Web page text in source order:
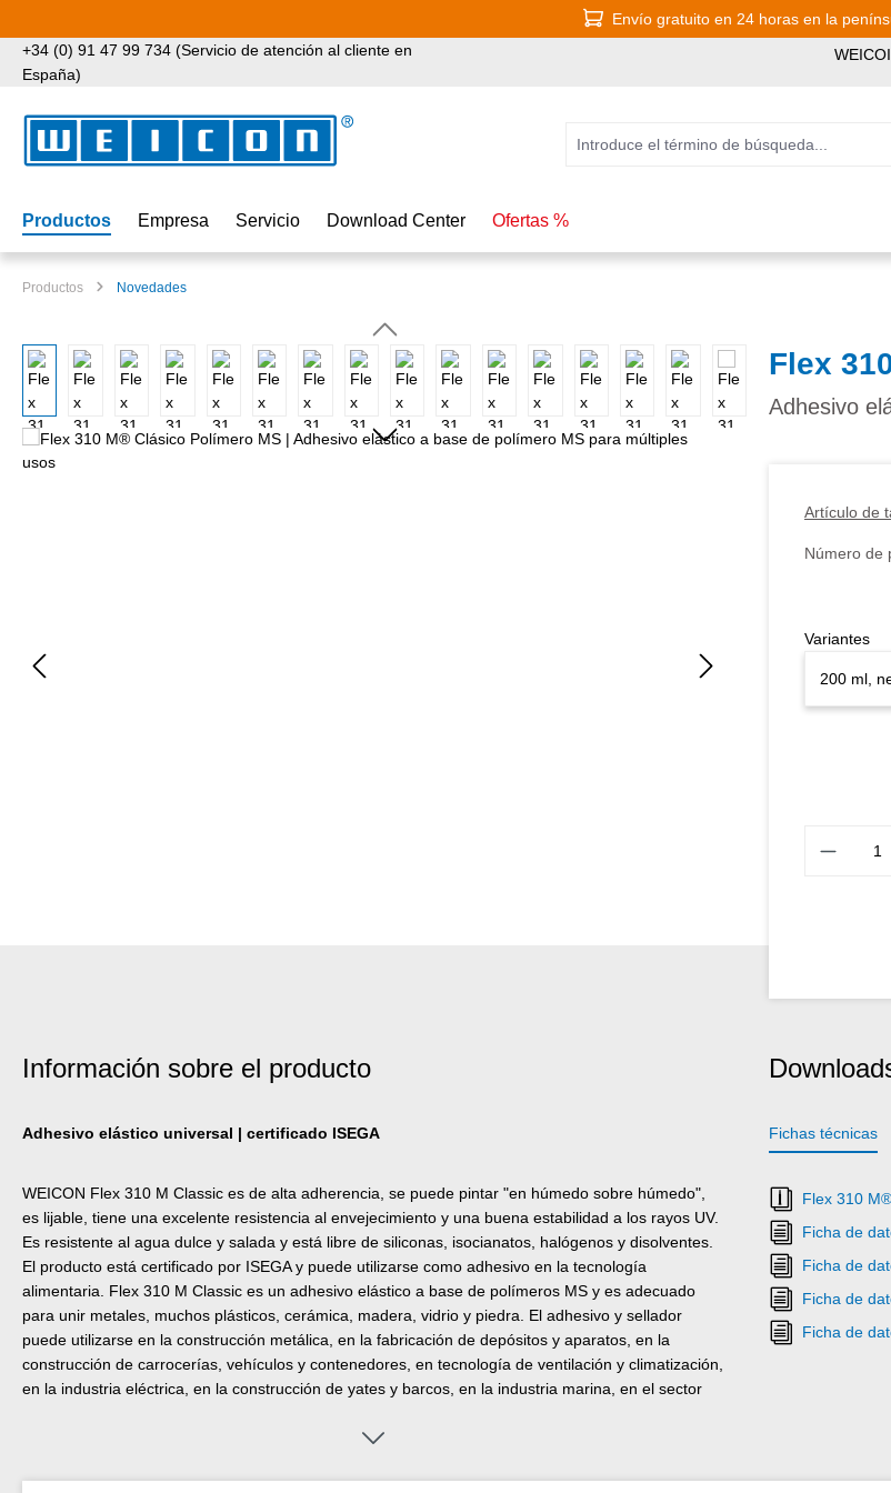
Envío gratuito en 24 horas en la
+34 (0) 91 47 99 734 (Servicio de atención al cliente en
España)
Productos Empresa Servicio Download Center Ofertas %
Productos Novedades
Omitir galería de imágenes Flex
Adhesivo
Artículo de
Número de
Variantes
Información sobre el producto
Adhesivo elástico universal | certificado ISEGA
WEICON Flex 310 M Classic es de alta adherencia, se puede pintar "en húmedo sobre húmedo",
es lijable, tiene una excelente resistencia al envejecimiento y una buena estabilidad a los rayos UV.
Es resistente al agua dulce y salada y está libre de siliconas, isocianatos, halógenos y disolventes.
El producto está certificado por ISEGA y puede utilizarse como adhesivo en la tecnología
alimentaria. Flex 310 M Classic es un adhesivo elástico a base de polímeros MS y es adecuado
para unir metales, muchos plásticos, cerámica, madera, vidrio y piedra. El adhesivo y sellador
puede utilizarse en la construcción metálica, en la fabricación de depósitos y aparatos, en la
construcción de carrocerías, vehículos y contenedores, en tecnología de ventilación y climatización,
en la industria eléctrica, en la construcción de yates y barcos, en la industria marina, en el sector
aquellas aplicaciones donde las siliconas o los productos que contienen silicona no sean
Fichas técnicas
Flex 310
Ficha de
Ficha de
Ficha de
Ficha de